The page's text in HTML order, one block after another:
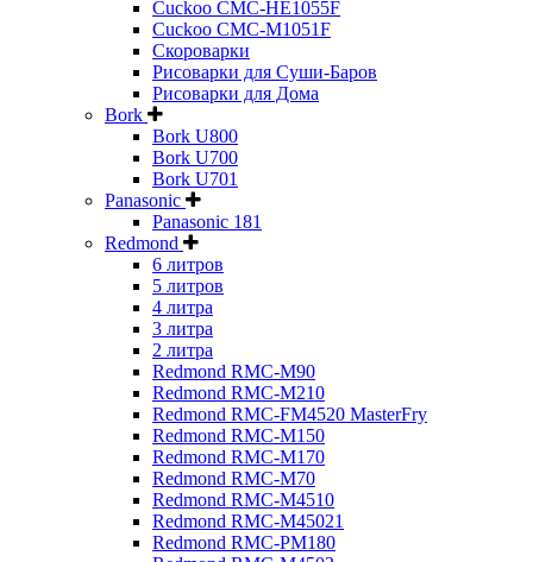
Cuckoo CMC-HE1055F
Cuckoo CMC-M1051F
Скороварки
Рисоварки для Суши-Баров
Рисоварки для Дома
Bork
Bork U800
Bork U700
Bork U701
Panasonic
Panasonic 181
Redmond
6 литров
5 литров
4 литра
3 литра
2 литра
Redmond RMC-M90
Redmond RMC-M210
Redmond RMC-FM4520 MasterFry
Redmond RMC-M150
Redmond RMC-M170
Redmond RMC-M70
Redmond RMC-M4510
Redmond RMC-M45021
Redmond RMC-PM180